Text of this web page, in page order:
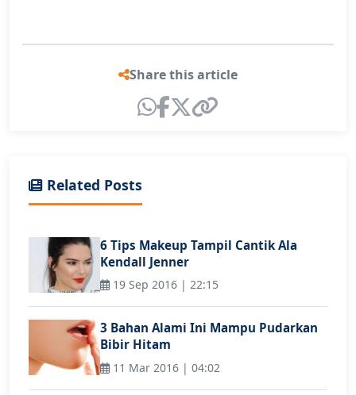
Share this article
Related Posts
6 Tips Makeup Tampil Cantik Ala
Kendall Jenner
19 Sep 2016 | 22:15
3 Bahan Alami Ini Mampu Pudarkan
Bibir Hitam
11 Mar 2016 | 04:02